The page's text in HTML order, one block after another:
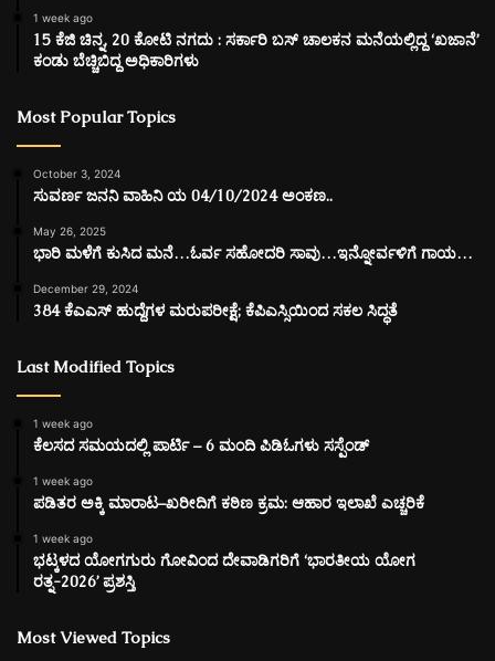
1 week ago
15 ಕೆಜಿ ಚಿನ್ನ, 20 ಕೋಟಿ ನಗದು : ಸರ್ಕಾರಿ ಬಸ್ ಚಾಲಕನ ಮನೆಯಲ್ಲಿದ್ದ ‘ಖಜಾನೆ’
ಕಂಡು ಬೆಚ್ಚಿಬಿದ್ದ ಅಧಿಕಾರಿಗಳು
Most Popular Topics
October 3, 2024
ಸುವರ್ಣ ಜನನಿ ವಾಹಿನಿ ಯ 04/10/2024 ಅಂಕಣ..
May 26, 2025
ಭಾರಿ ಮಳೆಗೆ ಕುಸಿದ ಮನೆ…ಓರ್ವ ಸಹೋದರಿ ಸಾವು…ಇನ್ನೋರ್ವಳಿಗೆ ಗಾಯ…
December 29, 2024
384 ಕೆಎಎಸ್ ಹುದ್ದೆಗಳ ಮರುಪರೀಕ್ಷೆ; ಕೆಪಿಎಸ್ಸಿಯಿಂದ ಸಕಲ ಸಿದ್ಧತೆ
Last Modified Topics
1 week ago
ಕೆಲಸದ ಸಮಯದಲ್ಲಿ ಪಾರ್ಟಿ – 6 ಮಂದಿ ಪಿಡಿಓಗಳು ಸಸ್ಪೆಂಡ್
1 week ago
ಪಡಿತರ ಅಕ್ಕಿ ಮಾರಾಟ–ಖರೀದಿಗೆ ಕಠಿಣ ಕ್ರಮ: ಆಹಾರ ಇಲಾಖೆ ಎಚ್ಚರಿಕೆ
1 week ago
ಭಟ್ಕಳದ ಯೋಗಗುರು ಗೋವಿಂದ ದೇವಾಡಿಗರಿಗೆ ‘ಭಾರತೀಯ ಯೋಗ
ರತ್ನ-2026’ ಪ್ರಶಸ್ತಿ
Most Viewed Topics